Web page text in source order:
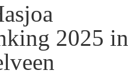
2025 in